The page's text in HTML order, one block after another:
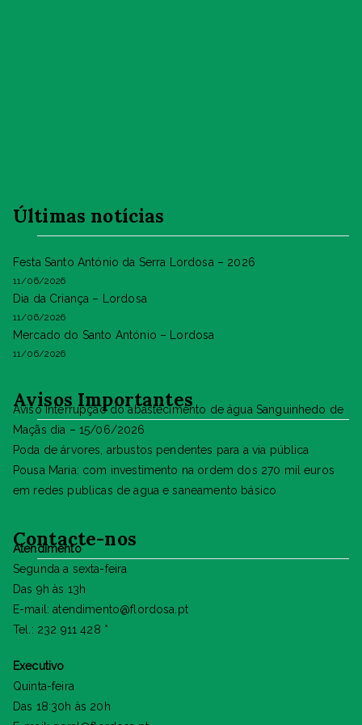
Últimas notícias
Festa Santo António da Serra Lordosa – 2026
11/06/2026
Dia da Criança – Lordosa
11/06/2026
Mercado do Santo António – Lordosa
11/06/2026
Avisos Importantes
Aviso Interrupção do abastecimento de água Sanguinhedo de
Maçãs dia – 15/06/2026
Poda de árvores, arbustos pendentes para a via pública
Pousa Maria: com investimento na ordem dos 270 mil euros
em redes publicas de agua e saneamento básico
Contacte-nos
Atendimento
Segunda a sexta-feira
Das 9h às 13h
E-mail: atendimento@flordosa.pt
Tel.: 232 911 428 *
Executivo
Quinta-feira
Das 18:30h às 20h